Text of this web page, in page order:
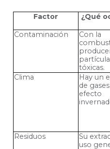
Factor ¿Qué
Contaminación
Con la
tóxicas.
Clima
Hay un
de
efecto
Residuos
Su
uso